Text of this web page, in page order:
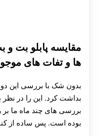
مقایسه پابلو بت و
ها و تفات های
بدون شک با بررسی این دو
بداشت کرد. این را در نظر
بررسی های چند ماه ما
بوده است. پس ساده از